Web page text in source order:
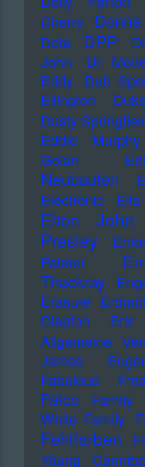
Cherry
Dota
DPP
John
Dr
Eddy
Dub
Ellington
Dusty
Eddie Murphy
Golan
Neubauten
Electronic
Elton John
Presley
Palmer
Thackray
Erasure
Clapton
Eric
Allgemeine
James
Fabulous
Falco Family
White Family
Fehlfarben
Young